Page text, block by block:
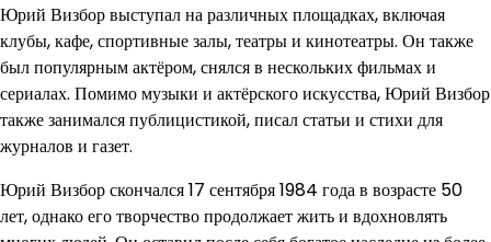
Юрий Визбор выступал на различных площадках, включая
клубы, кафе, спортивные залы, театры и кинотеатры. Он также
был популярным актёром, снялся в нескольких фильмах и
сериалах. Помимо музыки и актёрского искусства, Юрий Визбор
также занимался публицистикой, писал статьи и стихи для
журналов и газет.
Юрий Визбор скончался 17 сентября 1984 года в возрасте 50
лет, однако его творчество продолжает жить и вдохновлять